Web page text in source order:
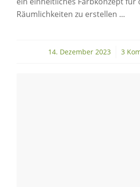
Räumlichkeiten zu erstellen ...
14. Dezember 2023
/ 3